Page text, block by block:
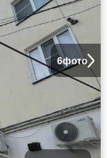
6фото